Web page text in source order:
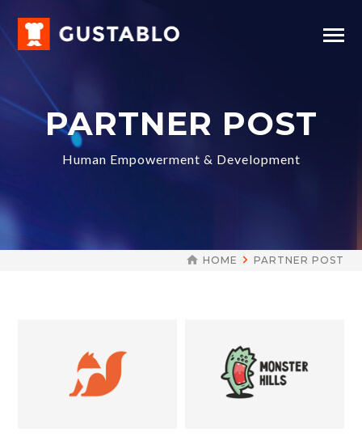
PARTNER POST
Human Empowerment & Development
HOME PARTNER POST